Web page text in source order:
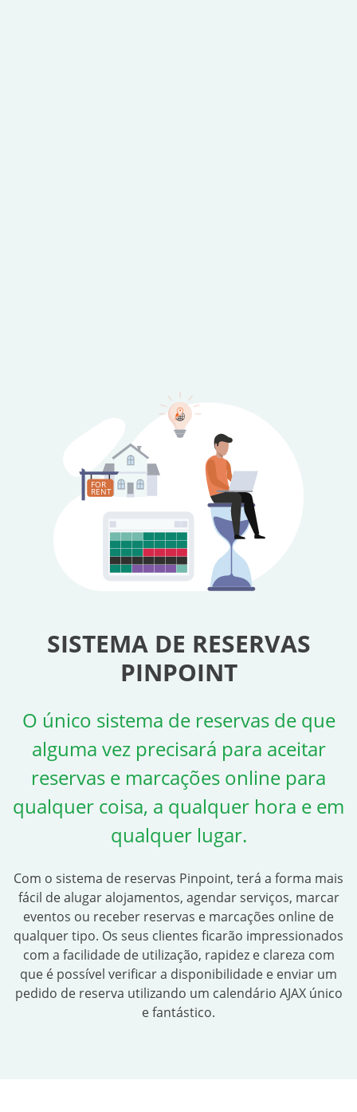
FOR
RENT
SISTEMA DE RESERVAS
PINPOINT
O único sistema de reservas de que
alguma vez precisará para aceitar
reservas e marcações online para
qualquer coisa, a qualquer hora e em
qualquer lugar.
Com o sistema de reservas Pinpoint, terá a forma mais
fácil de alugar alojamentos, agendar serviços, marcar
eventos ou receber reservas e marcações online de
qualquer tipo. Os seus clientes ficarão impressionados
com a facilidade de utilização, rapidez e clareza com
que é possível verificar a disponibilidade e enviar um
pedido de reserva utilizando um calendário AJAX único
e fantástico.